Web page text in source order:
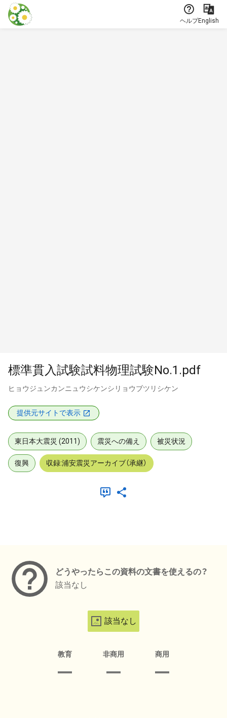
本文に飛ぶ
ヘルプEnglish
標準貫入試験試料物理試験No.1.pdf
ヒョウジュンカンニュウシケンシリョウブツリシケン
提供元サイトで表示
東日本大震災 (2011) 震災への備え 被災状況
復興 収録:浦安震災アーカイブ（承継）
どうやったらこの資料の文書を使えるの？
該当なし
該当なし
教育 非商用 商用